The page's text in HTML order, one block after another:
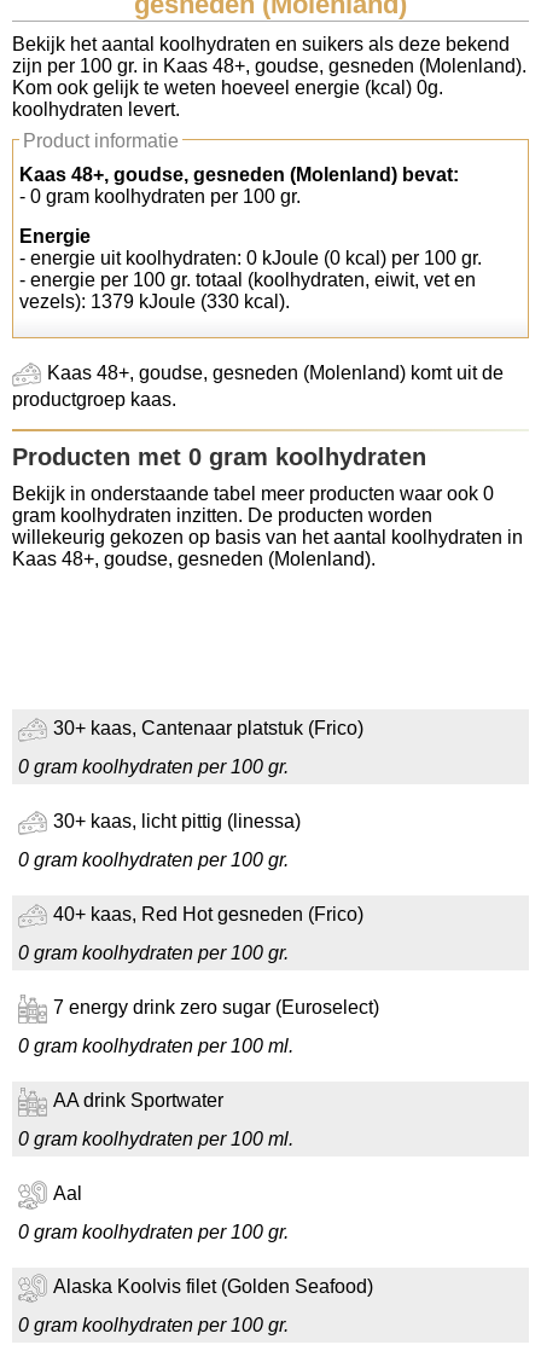
Koolhydraten tellen
Links
Bekijk het aantal koolhydraten en suikers als deze bekend
zijn per 100 gr. in Kaas 48+, goudse, gesneden (Molenland).
Kom ook gelijk te weten hoeveel energie (kcal) 0g.
koolhydraten levert.
Product informatie
Kaas 48+, goudse, gesneden (Molenland) bevat:
- 0 gram koolhydraten per 100 gr.
Energie
- energie uit koolhydraten: 0 kJoule (0 kcal) per 100 gr.
- energie per 100 gr. totaal (koolhydraten, eiwit, vet en
vezels): 1379 kJoule (330 kcal).
Kaas 48+, goudse, gesneden (Molenland) komt uit de
productgroep kaas.
Producten met 0 gram koolhydraten
Bekijk in onderstaande tabel meer producten waar ook 0
gram koolhydraten inzitten. De producten worden
willekeurig gekozen op basis van het aantal koolhydraten in
Kaas 48+, goudse, gesneden (Molenland).
30+ kaas, Cantenaar platstuk (Frico)
0 gram koolhydraten per 100 gr.
30+ kaas, licht pittig (linessa)
0 gram koolhydraten per 100 gr.
40+ kaas, Red Hot gesneden (Frico)
0 gram koolhydraten per 100 gr.
7 energy drink zero sugar (Euroselect)
0 gram koolhydraten per 100 ml.
AA drink Sportwater
0 gram koolhydraten per 100 ml.
Aal
0 gram koolhydraten per 100 gr.
Alaska Koolvis filet (Golden Seafood)
0 gram koolhydraten per 100 gr.